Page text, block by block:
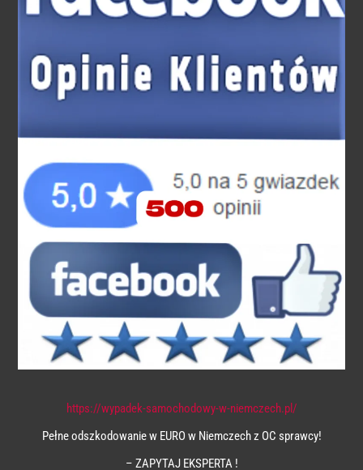
https://wypadek-samochodowy-w-niemczech.pl/
Pełne odszkodowanie w EURO w Niemczech z OC sprawcy!
– ZAPYTAJ EKSPERTA !